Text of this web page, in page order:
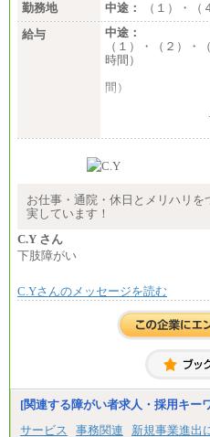
勤務地
中途：
（１）・
給与
中途：
（１）・（２）・
時間）
月給
間）
（３）月給
（５）月給
時給 1,226円（
間額換算額）
・退職金相当
お仕事・通院・休日とメリハリ
実しています！
C.Y さん
下肢障がい
C.Yさんのメッセージを読む
[関連する障がい者求人・採用キー
サービス
事務関連 新規事業進出